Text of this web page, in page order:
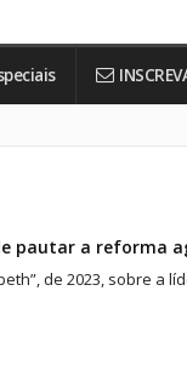
pautar a reforma
de 2023, sobre a